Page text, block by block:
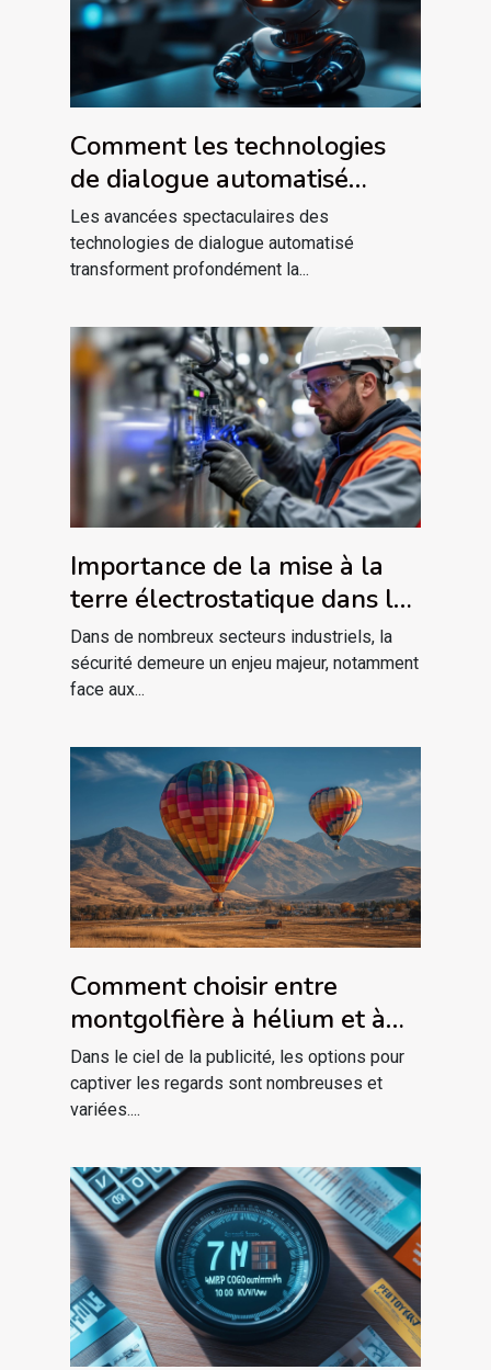
Comment les technologies
de dialogue automatisé
révolutionnent-elles la
communication ?
Les avancées spectaculaires des
technologies de dialogue automatisé
transforment profondément la...
Importance de la mise à la
terre électrostatique dans les
industries à risque
Dans de nombreux secteurs industriels, la
sécurité demeure un enjeu majeur, notamment
face aux...
Comment choisir entre
montgolfière à hélium et à
air pulsé pour votre publicité
Dans le ciel de la publicité, les options pour
captiver les regards sont nombreuses et
variées....